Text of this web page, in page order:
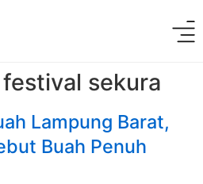
festival sekura
Lampung Barat,
Buah Penuh